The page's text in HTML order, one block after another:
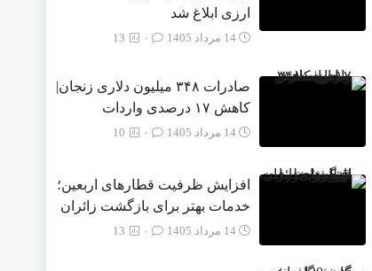
ارزی ابلاغ شد
14 مرداد 1405 13
صادرات ۳۴۸ میلیون دلاری زنجان|
‌کاهش ۱۷ درصدی واردات
14 مرداد 1405 10
افزایش ظرفیت قطارهای اربعین؛
خدمات بهتر برای بازگشت زائران
14 مرداد 1405 13